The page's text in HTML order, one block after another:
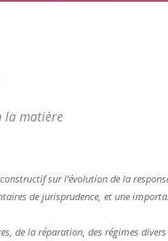
la matière
sur l’évolution de la
de jurisprudence, et une
de la réparation, des régimes